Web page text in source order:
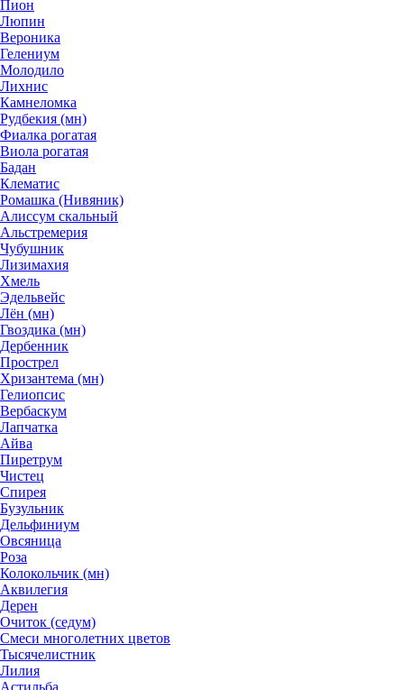
Пион
Люпин
Вероника
Гелениум
Молодило
Лихнис
Камнеломка
Рудбекия (мн)
Фиалка рогатая
Виола рогатая
Бадан
Клематис
Ромашка (Нивяник)
Алиссум скальный
Альстремерия
Чубушник
Лизимахия
Хмель
Эдельвейс
Лён (мн)
Гвоздика (мн)
Дербенник
Прострел
Хризантема (мн)
Гелиопсис
Вербаскум
Лапчатка
Айва
Пиретрум
Чистец
Спирея
Бузульник
Дельфиниум
Овсяница
Роза
Колокольчик (мн)
Аквилегия
Дерен
Очиток (седум)
Смеси многолетних цветов
Тысячелистник
Лилия
Астильба